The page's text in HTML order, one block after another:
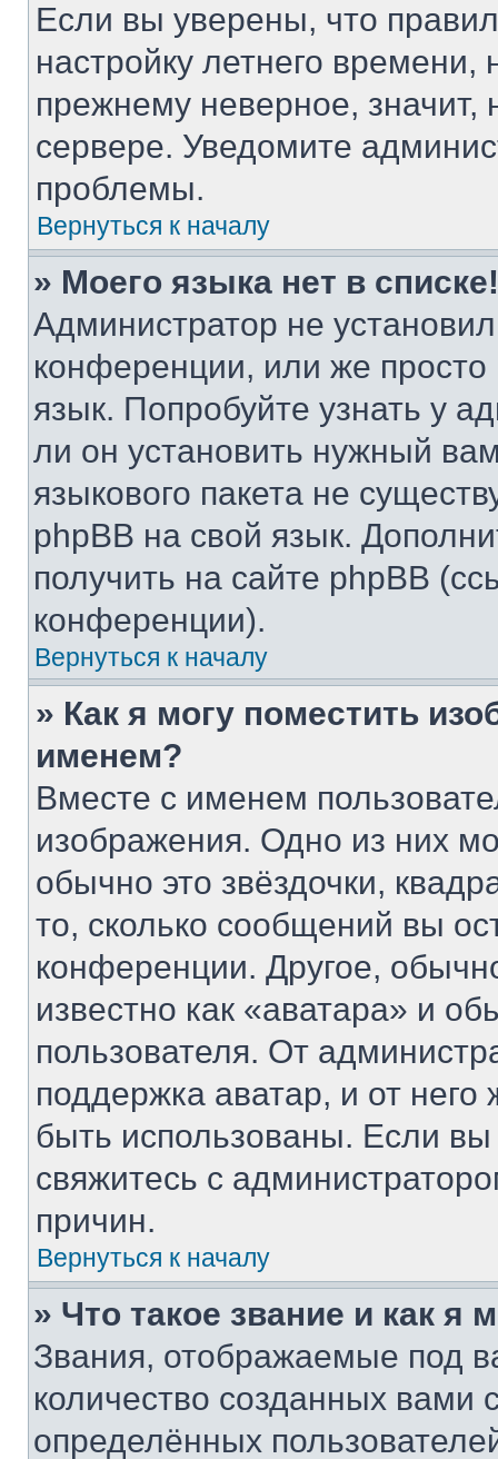
Если вы уверены, что
настройку летнего
прежнему неверное, значит,
сервере. Уведомите
проблемы.
Вернуться к началу
» Моего языка нет в списке!
Администратор не
конференции, или же
язык. Попробуйте узнать у
ли он установить нужный
языкового пакета не
phpBB на свой язык.
получить на сайте phpBB
конференции).
Вернуться к началу
» Как я могу поместить
именем?
Вместе с именем
изображения. Одно из них
обычно это звёздочки,
то, сколько сообщений вы
конференции. Другое,
известно как «аватара» и
пользователя. От
поддержка аватар, и от него
быть использованы. Если
свяжитесь с
причин.
Вернуться к началу
» Что такое звание и как я
Звания, отображаемые под
количество созданных
определённых